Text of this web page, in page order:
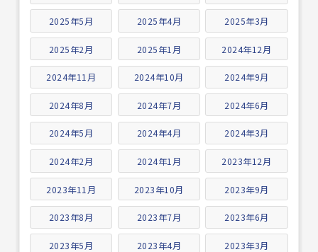
2025年5月 2025年4月 2025年3月
2025年2月 2025年1月 2024年12月
2024年11月 2024年10月 2024年9月
2024年8月 2024年7月 2024年6月
2024年5月 2024年4月 2024年3月
2024年2月 2024年1月 2023年12月
2023年11月 2023年10月 2023年9月
2023年8月 2023年7月 2023年6月
2023年5月 2023年4月 2023年3月